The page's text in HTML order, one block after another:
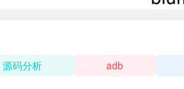
源码分析 adb